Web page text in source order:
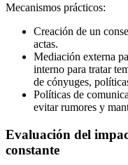
Mecanismos prácticos:
Creación de un
actas.
Mediación externa
interno para tratar
de cónyuges,
Políticas de
evitar rumores y
Evaluación del
constante